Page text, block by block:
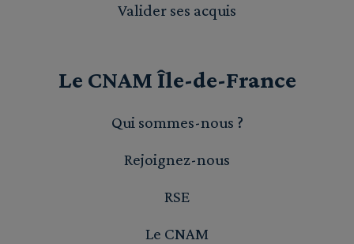
Valider ses acquis
Le CNAM Île-de-France
Qui sommes-nous ?
Rejoignez-nous
RSE
Le CNAM